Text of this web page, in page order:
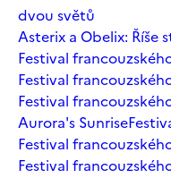
dvou světů
Asterix a Obelix: Říše
Festival
Festival
Festival
Aurora's Sunrise
Festival
Festival